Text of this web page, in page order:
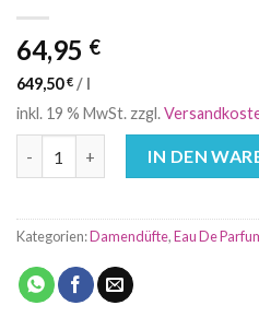
64,95 €
649,50€ / l
inkl. 19 % MwSt. zzgl.
IN DEN
Kategorien:Damendüfte,Eau De